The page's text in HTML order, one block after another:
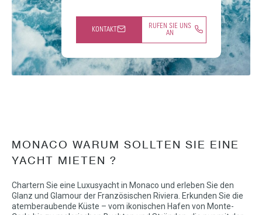
KONTAKT
RUFEN SIE UNS
AN
MONACO WARUM SOLLTEN SIE EINE
YACHT MIETEN ?
Chartern Sie eine Luxusyacht in Monaco und erleben Sie den
Glanz und Glamour der Französischen Riviera. Erkunden Sie die
atemberaubende Küste – vom ikonischen Hafen von Monte-